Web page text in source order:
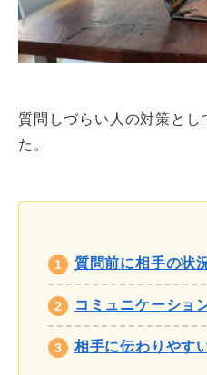
質問しづらい人の対策とし
た。
質問前に相手の状
コミュニケーショ
相手に伝わりやす